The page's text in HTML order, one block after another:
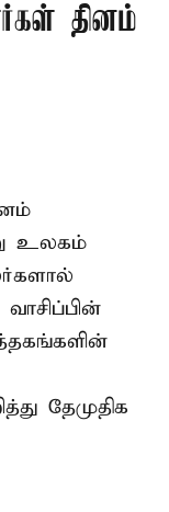
தினம்
உலகம்
தேமுதிக